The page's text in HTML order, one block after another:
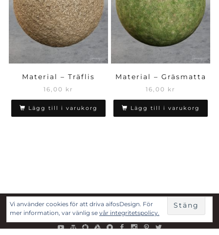
Material – Träflis
16,00 kr
Lägg till i varukorg
Material – Gräsmatta
16,00 kr
Lägg till i varukorg
Copyright © 2017-2025 Aifoskela AB
Vi använder cookies för att driva aifosDesign. För
mer information, var vänlig se vår integritetspolicy.